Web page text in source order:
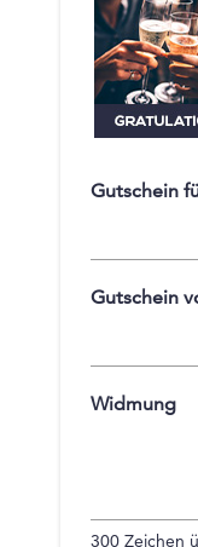
Gutschein
Gutschein
Widmung
300 Zeichen